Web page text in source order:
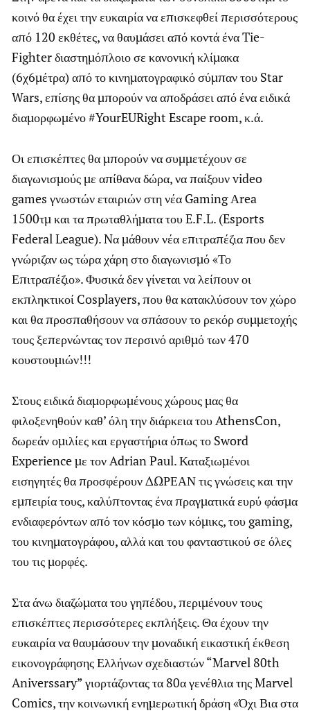
κοινό θα έχει την ευκαιρία να επισκεφθεί περισσότερους
από 120 εκθέτες, να θαυμάσει από κοντά ένα Tie-
Fighter διαστημόπλοιο σε κανονική κλίμακα
(6χ6μέτρα) από το κινηματογραφικό σύμπαν του Star
Wars, επίσης θα μπορούν να αποδράσει από ένα ειδικά
διαμορφωμένο #YourEURight Escape room, κ.ά.
Οι επισκέπτες θα μπορούν να συμμετέχουν σε
διαγωνισμούς με απίθανα δώρα, να παίξουν video
games γνωστών εταιριών στη νέα Gaming Αrea
1500τμ και τα πρωταθλήματα του E.F.L. (Esports
Federal League). Nα μάθουν νέα επιτραπέζια που δεν
γνώριζαν ως τώρα χάρη στο διαγωνισμό «Το
Επιτραπέζιο». Φυσικά δεν γίνεται να λείπουν οι
εκπληκτικοί Cosplayers, που θα κατακλύσουν τον χώρο
και θα προσπαθήσουν να σπάσουν το ρεκόρ συμμετοχής
τους ξεπερνώντας τον περσινό αριθμό των 470
κουστουμιών!!!
Στους ειδικά διαμορφωμένους χώρους μας θα
φιλοξενηθούν καθ’ όλη την διάρκεια του AthensCon,
δωρεάν ομιλίες και εργαστήρια όπως το Sword
Experience με τον Adrian Paul. Καταξιωμένοι
εισηγητές θα προσφέρουν ΔΩΡΕΑΝ τις γνώσεις και την
εμπειρία τους, καλύπτοντας ένα πραγματικά ευρύ φάσμα
ενδιαφερόντων από τον κόσμο των κόμικς, του gaming,
του κινηματογράφου, αλλά και του φανταστικού σε όλες
του τις μορφές.
Στα άνω διαζώματα του γηπέδου, περιμένουν τους
επισκέπτες περισσότερες εκπλήξεις. Θα έχουν την
ευκαιρία να θαυμάσουν την μοναδική εικαστική έκθεση
εικονογράφησης Ελλήνων σχεδιαστών “Marvel 80th
Aniverssary” γιορτάζοντας τα 80α γενέθλια της Marvel
Comics, την κοινωνική ενημερωτική δράση «Όχι Βια στα